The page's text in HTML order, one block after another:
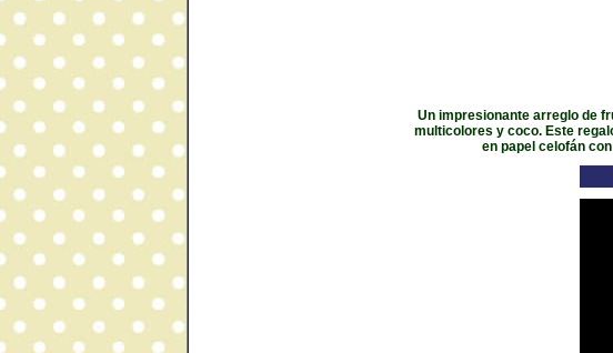
Un impresionante arreglo de
multicolores y coco. Este
en papel celofán